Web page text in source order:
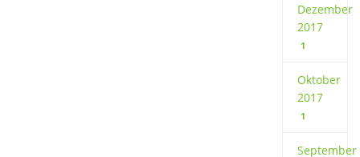
Dezember
2017
1
Oktober
2017
1
September